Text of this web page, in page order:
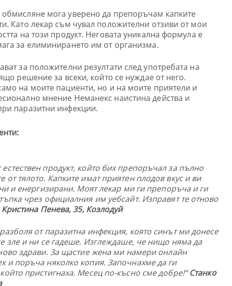
мога уверено да препоръчам капките
Като лекар съм чувал положителни отзиви от мои
на този продукт. Неговата уникална формула е
за елиминирането им от организма.
за положителни резултати след употребата на
решение за всеки, който се нуждае от него.
на моите пациенти, но и на моите приятели и
мнение Неманекс наистина действа и
паразитни инфекции.
естествен продукт, който бих препоръчал за пълно
от тялото. Капките имат приятен плодов вкус и ви
и енергизирани. Моят лекар ми ги препоръча и ги
чрез официалния им уебсайт. Изправят те отново
Пенева, 35, Козлодуй
от паразитна инфекция, която синът ми донесе
зле и ни се гадеше. Изглеждаше, че нищо няма да
здрави. За щастие жена ми намери онлайн
и поръча няколко копия. Започнахме да ги
пристигнаха. Месец по-късно сме добре!“Станко